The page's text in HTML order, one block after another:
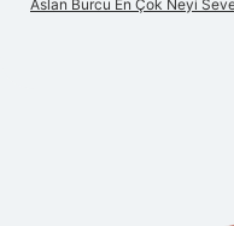
Aslan Burcu En Çok Neyi